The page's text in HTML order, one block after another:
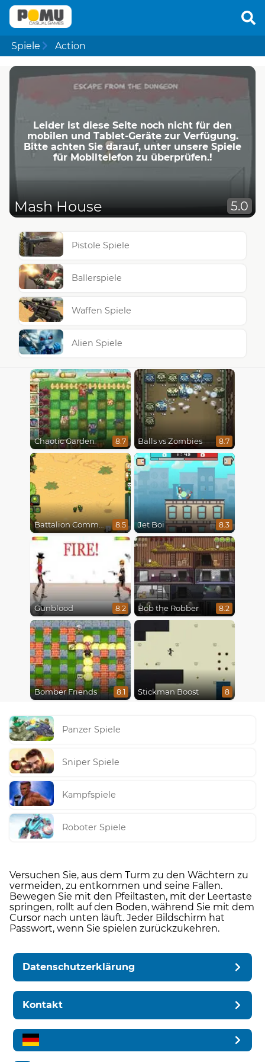
Spiele Action
Leider ist diese Seite noch nicht für den
mobilen und Tablet-Geräte zur Verfügung.
Bitte achten Sie darauf, unter unsere Spiele
für Mobiltelefon zu überprüfen.!
Mash House 5.0
Pistole Spiele
Ballerspiele
Waffen Spiele
Alien Spiele
Chaotic Garden 8.7 Balls vs Zombies 8.7
Battalion Commander 8.5 Jet Boi 8.3
Gunblood 8.2 Bob the Robber 8.2
Bomber Friends 8.1 Stickman Boost 8
Panzer Spiele
Sniper Spiele
Kampfspiele
Roboter Spiele
Versuchen Sie, aus dem Turm zu den Wächtern zu
vermeiden, zu entkommen und seine Fallen.
Bewegen Sie mit den Pfeiltasten, mit der Leertaste
springen, rollt auf den Boden, während Sie mit dem
Cursor nach unten läuft. Jeder Bildschirm hat
Passwort, wenn Sie spielen zurückzukehren.
Datenschutzerklärung
Kontakt